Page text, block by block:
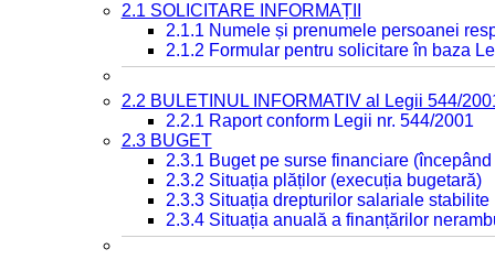
2.1 SOLICITARE INFORMAȚII
2.1.1 Numele și prenumele persoanei
2.1.2 Formular pentru solicitare în baza
2.2 BULETINUL INFORMATIV al Legii 544/
2.2.1 Raport conform Legii nr. 544/2001
2.3 BUGET
2.3.1 Buget pe surse financiare
2.3.2 Situația plăților (execuția bugetară)
2.3.3 Situația drepturilor salariale
2.3.4 Situația anuală a finanțărilor